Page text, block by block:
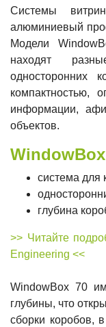
Системы
алюминиевый
Модели
находят
односторонних
компактностью,
информации,
объектов.
система для
глубина
>> Читайте
Engineering <<
WindowBox 70
глубины, что
сборки коробов,